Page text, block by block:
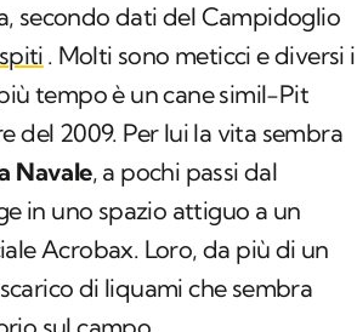
secondo dati del Campidoglio
. Molti sono meticci e diversi i
tempo è un cane simil-Pit
del 2009. Per lui la vita sembra
Navale, a pochi passi dal
in uno spazio attiguo a un
Acrobax. Loro, da più di un
di liquami che sembra